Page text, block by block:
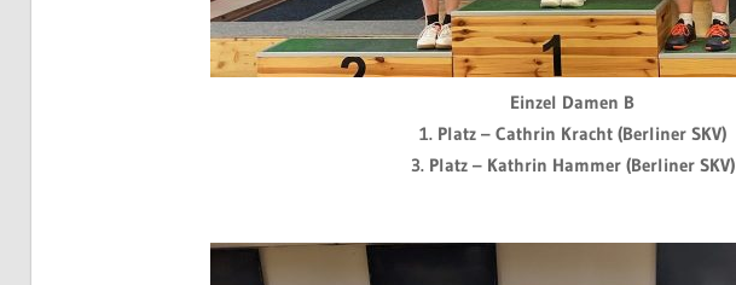
Einzel Damen B
1. Platz – Cathrin Kracht (Berliner SKV)
3. Platz – Kathrin Hammer (Berliner SKV)